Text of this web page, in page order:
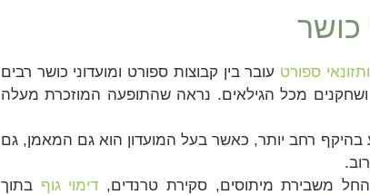
כושר
ספורט עובר בין קבוצות ספורט ומועדוני כושר רבים
מכל הגילאים. נראה שהתופעה המוזכרת מעלה
בהיקף רחב יותר, כאשר בעל המועדון הוא גם המאמן, גם
משבירת מיתוסים, סקירת טרנדים, דימוי גוף בתוך